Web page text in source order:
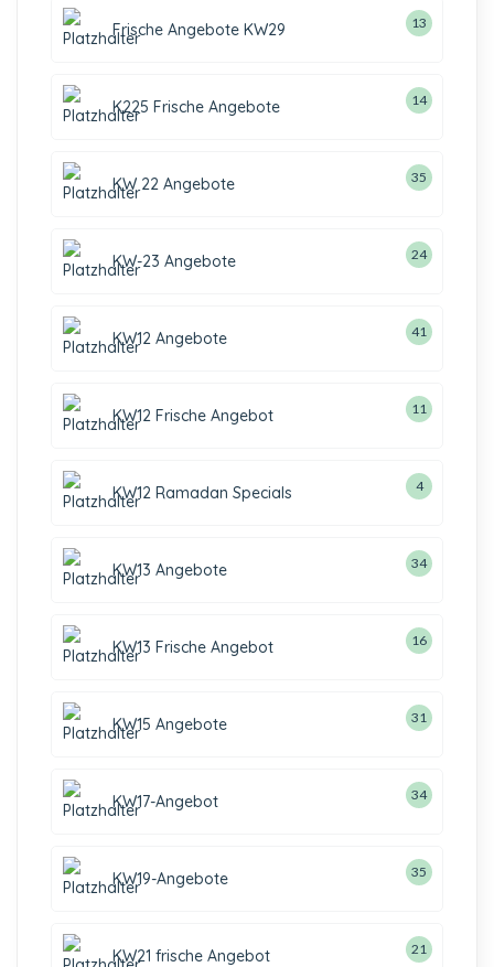
Frische Angebote KW29 13
K225 Frische Angebote 14
KW 22 Angebote 35
KW-23 Angebote 24
KW12 Angebote 41
KW12 Frische Angebot 11
KW12 Ramadan Specials 4
KW13 Angebote 34
KW13 Frische Angebot 16
KW15 Angebote 31
KW17-Angebot 34
KW19-Angebote 35
KW21 frische Angebot 21